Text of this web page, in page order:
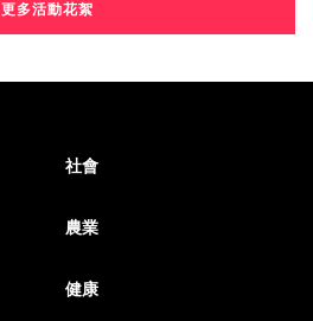
更多活動花絮
社會
農業
健康